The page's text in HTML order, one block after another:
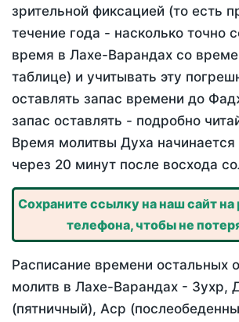
зрительной фиксацией (то есть
течение года - насколько точно
время в Лахе-Варандах со
таблице) и учитывать эту
оставлять запас времени до
запас оставлять - подробно
Время молитвы Духа
через 20 минут после восхода
Сохраните ссылку на наш сайт на
телефона, чтобы не
Расписание времени остальных
молитв в Лахе-Варандах - Зухр,
(пятничный), Аср